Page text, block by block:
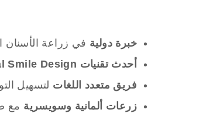
خبرة دولية في زراعة الأسنان
أحدث تقنيات 3D Digital Smile Design
فريق متعدد اللغات لتسهيل
زرعات ألمانية وسويسرية مع